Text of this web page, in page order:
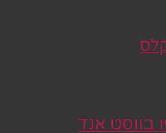
בווסט אנד